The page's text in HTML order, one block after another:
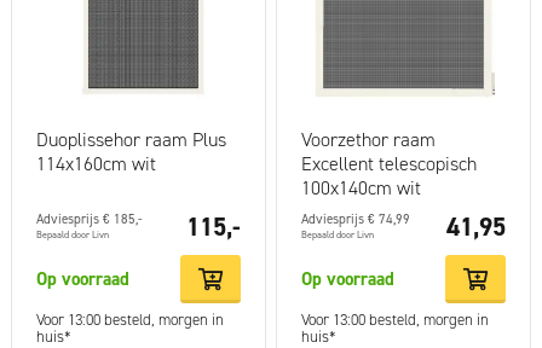
Duoplissehor raam Plus
114x160cm wit
Adviesprijs € 185,-
Bepaald door Livn 115,-
Op voorraad
Voor 13:00 besteld, morgen in
huis*
Voorzethor raam
Excellent telescopisch
100x140cm wit
Adviesprijs € 74,99
Bepaald door Livn 41,95
Op voorraad
Voor 13:00 besteld, morgen in
huis*